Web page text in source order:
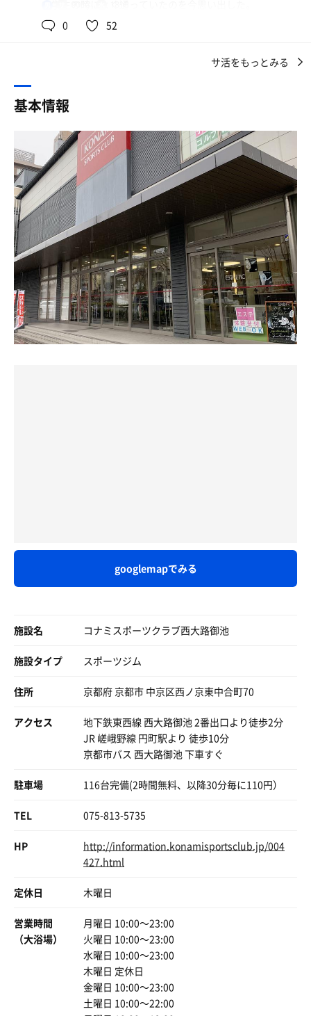
に説明受ける&お連れさんの同伴利用の受付💁
🙆🏻お弁当屋🍱さんあったので買って来て食べても良かっ
ロッカールームの奥に浴室ありと聞いて🤔一応マシンジム
ロッカーに会員証(カード💳/古いタイプ)を使うらしいが私
はwebページの会員証なので🤔お連れと同じくビジター用
のカードを貰う(帰りに返却)
温浴自慢だけあってキレイでまあまあイイ感じ👌ロッカー
扉🚪の裏の装置にカード💳を差し込み着替えて施錠🔒🆗
浴室入ってすぐ⬅️⬆️に📺が👀正面に並ぶ各種浴槽から観る
らしい😅
⬅️にシャワーブース🚿と洗い場その奥にサウナ🧖
➡️に各種浴槽(ミルキー風呂/白湯・寝湯/水風呂)
風呂ももうちょい🤏頑張って欲しい🥹
🚙も🅿️2時間無料なので他との兼ね合いで🚙で来るのもあ
コナスポキャンペーンもあと1カ月🤔行こうと思ってた目
ぼしいトコはもう行けたのであとはどうするかな❓まあ夜
勤明けの近場利用は続くと思うけどネ🙄
ちの駅は近くて、すぐに地下の日陰へ行けるので良きです
ね！😃
🟧浴室
🔥ドライサウナ
熱源：長方形の対流式ストーブ2台
訪問時の温度：90℃
体感温度：4高温
座席：字型 段
サウナマット：ビート板のみ
時計：12分計
テレビ：あり
におい：4中
ギリ慣れましたが、においがもったいないですね😓
ストーブ周りの構成がコナスポ北浜と似ています。ストー
ブ直上にヒノキチップ用のステンレス箱がありますが、効
果は切れてそう。新しいヒノキチップ補充したら、ちょっ
とは香りが良くなりそう？
サウナだけでなく、お風呂側向きにもテレビが付いていて
きく無いのかな？とタカを括っていました。
その分、先入観と実際の浴室の広さとのギャップに驚きま
プール無しで浴室広いのは、コナスポ大阪ステーションシ
料です🚗
初回訪問ということもあり受付時に軽い説明。3,000円で
ニングは終了。
西大路になると土地に余裕があるのか、あるいはバブル末
期にできたのか（よう知らんけど）、受付もジムも更衣室
も大浴場も広々とした豪勢な造り。
コナミスポーツに初めて来たけど、どこでもそうなのか
な。
サウナ室も大きいし、湯船も4つあって、ガランの数も多
い。スーパー銭湯に劣らずのジムの大浴場を超越した広
さ。
サウナからスタート。テレビを見ながら10分。
チラー入りの水風呂で体を冷やして、露天のプラスチック
椅子で休憩。
0 52
サ活をもっとみる
基本情報
googlemapでみる
施設名 コナミスポーツクラブ西大路御池
施設タイプ スポーツジム
住所 京都府 京都市 中京区西ノ京東中合町70
アクセス
地下鉄東西線 西大路御池 2番出口より徒歩2分
JR 嵯峨野線 円町駅より 徒歩10分
京都市バス 西大路御池 下車すぐ
駐車場 116台完備(2時間無料、以降30分毎に110円）
TEL 075-813-5735
HP
http://information.konamisportsclub.jp/004
427.html
定休日 木曜日
営業時間
（大浴場）
月曜日 10:00〜23:00
火曜日 10:00〜23:00
水曜日 10:00〜23:00
木曜日 定休日
金曜日 10:00〜23:00
土曜日 10:00〜22:00